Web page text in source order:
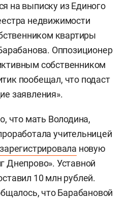
на выписку из Единого
недвижимости
квартиры
Оппозиционер
собственником
пообещал, что подаст
заявления».
что мать Володина,
учительницей
зарегистрировала новую
Днепрово». Уставной
10 млн рублей.
что Барабановой